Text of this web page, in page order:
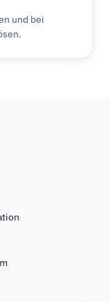
und bei